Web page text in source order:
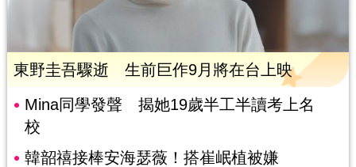
東野圭吾驟逝 生前巨作9月將在台上映
Mina同學發聲 揭她19歲半工半讀考上名
校
韓韶禧接棒安海瑟薇！搭崔岷植被嫌